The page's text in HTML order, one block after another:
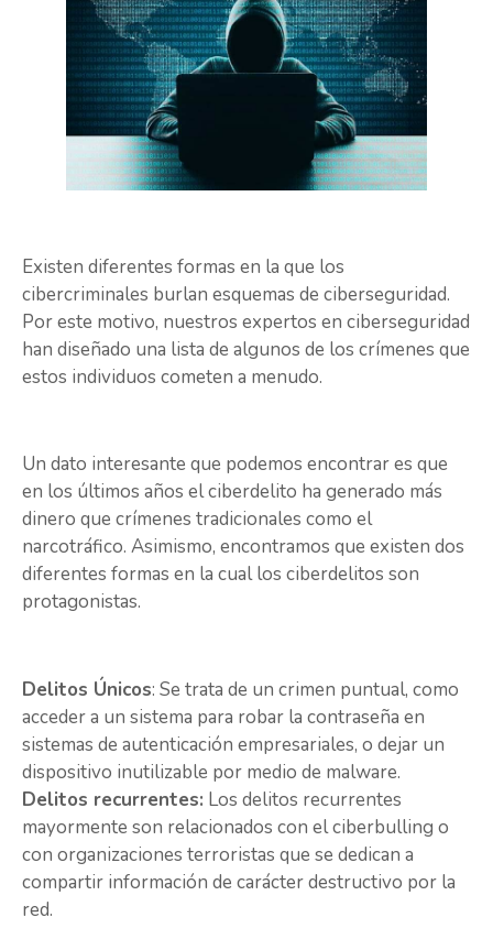
Existen diferentes formas en la que los
cibercriminales burlan esquemas de ciberseguridad.
Por este motivo, nuestros expertos en ciberseguridad
han diseñado una lista de algunos de los crímenes que
estos individuos cometen a menudo.
Un dato interesante que podemos encontrar es que
en los últimos años el ciberdelito ha generado más
dinero que crímenes tradicionales como el
narcotráfico. Asimismo, encontramos que existen dos
diferentes formas en la cual los ciberdelitos son
protagonistas.
Delitos Únicos: Se trata de un crimen puntual, como
acceder a un sistema para robar la contraseña en
sistemas de autenticación empresariales, o dejar un
dispositivo inutilizable por medio de malware.
Delitos recurrentes: Los delitos recurrentes
mayormente son relacionados con el ciberbulling o
con organizaciones terroristas que se dedican a
compartir información de carácter destructivo por la
red.